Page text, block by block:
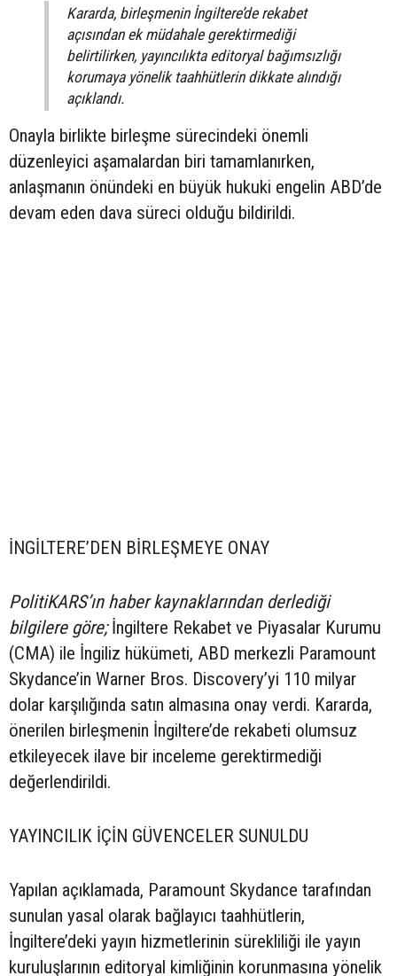
Kararda, birleşmenin İngiltere’de rekabet
açısından ek müdahale gerektirmediği
belirtilirken, yayıncılıkta editoryal bağımsızlığı
korumaya yönelik taahhütlerin dikkate alındığı
açıklandı.
Onayla birlikte birleşme sürecindeki önemli
düzenleyici aşamalardan biri tamamlanırken,
anlaşmanın önündeki en büyük hukuki engelin ABD’de
devam eden dava süreci olduğu bildirildi.
İNGİLTERE’DEN BİRLEŞMEYE ONAY
PolitiKARS’ın haber kaynaklarından derlediği
bilgilere göre;İngiltere Rekabet ve Piyasalar Kurumu
(CMA) ile İngiliz hükümeti, ABD merkezli Paramount
Skydance’in Warner Bros. Discovery’yi 110 milyar
dolar karşılığında satın almasına onay verdi. Kararda,
önerilen birleşmenin İngiltere’de rekabeti olumsuz
etkileyecek ilave bir inceleme gerektirmediği
değerlendirildi.
YAYINCILIK İÇİN GÜVENCELER SUNULDU
Yapılan açıklamada, Paramount Skydance tarafından
sunulan yasal olarak bağlayıcı taahhütlerin,
İngiltere’deki yayın hizmetlerinin sürekliliği ile yayın
kuruluşlarının editoryal kimliğinin korunmasına yönelik